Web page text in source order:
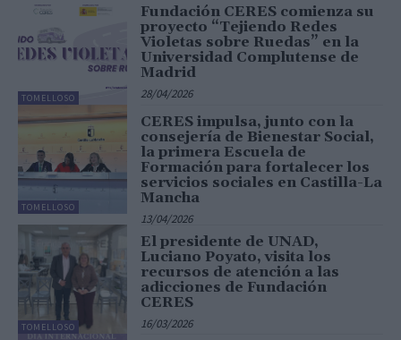
TOMELLOSO
Fundación CERES comienza su
proyecto “Tejiendo Redes
Violetas sobre Ruedas” en la
Universidad Complutense de
Madrid
28/04/2026
TOMELLOSO
CERES impulsa, junto con la
consejería de Bienestar Social,
la primera Escuela de
Formación para fortalecer los
servicios sociales en Castilla-La
Mancha
13/04/2026
TOMELLOSO
El presidente de UNAD,
Luciano Poyato, visita los
recursos de atención a las
adicciones de Fundación
CERES
16/03/2026